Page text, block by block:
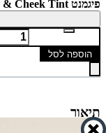
פיגמנט Lip & Cheek Tint
הוספה לסל
תיאור